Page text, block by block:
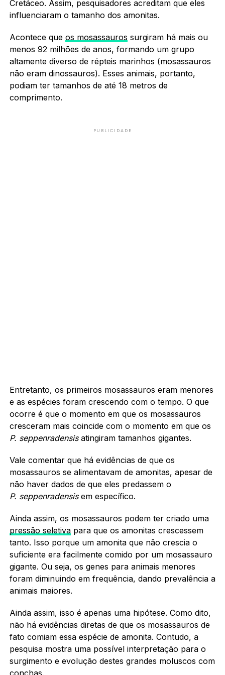
Cretáceo. Assim, pesquisadores acreditam que eles
influenciaram o tamanho dos amonitas.
Acontece que os mosassauros surgiram há mais ou
menos 92 milhões de anos, formando um grupo
altamente diverso de répteis marinhos (mosassauros
não eram dinossauros). Esses animais, portanto,
podiam ter tamanhos de até 18 metros de
comprimento.
PUBLICIDADE
Entretanto, os primeiros mosassauros eram menores
e as espécies foram crescendo com o tempo. O que
ocorre é que o momento em que os mosassauros
cresceram mais coincide com o momento em que os
P. seppenradensisatingiram tamanhos gigantes.
Vale comentar que há evidências de que os
mosassauros se alimentavam de amonitas, apesar de
não haver dados de que eles predassem o
P. seppenradensisem específico.
Ainda assim, os mosassauros podem ter criado uma
pressão seletivapara que os amonitas crescessem
tanto. Isso porque um amonita que não crescia o
suficiente era facilmente comido por um mosassauro
gigante. Ou seja, os genes para animais menores
foram diminuindo em frequência, dando prevalência a
animais maiores.
Ainda assim, isso é apenas uma hipótese. Como dito,
não há evidências diretas de que os mosassauros de
fato comiam essa espécie de amonita. Contudo, a
pesquisa mostra uma possível interpretação para o
surgimento e evolução destes grandes moluscos com
conchas.